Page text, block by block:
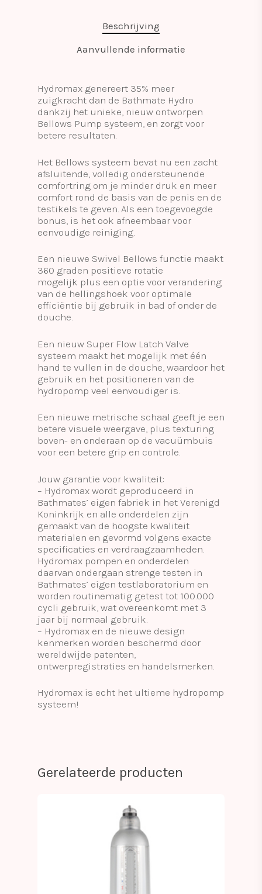
Beschrijving
Aanvullende informatie
Hydromax genereert 35% meer
zuigkracht dan de Bathmate Hydro
dankzij het unieke, nieuw ontworpen
Bellows Pump systeem, en zorgt voor
betere resultaten.
Het Bellows systeem bevat nu een zacht
afsluitende, volledig ondersteunende
comfortring om je minder druk en meer
comfort rond de basis van de penis en de
testikels te geven. Als een toegevoegde
bonus, is het ook afneembaar voor
eenvoudige reiniging.
Een nieuwe Swivel Bellows functie maakt
360 ​​graden positieve rotatie
mogelijk plus een optie voor verandering
van de hellingshoek voor optimale
efficiëntie bij gebruik in bad of onder de
douche.
Een nieuw Super Flow Latch Valve
systeem maakt het mogelijk met één
hand te vullen in de douche, waardoor het
gebruik en het positioneren van de
hydropomp veel eenvoudiger is.
Een nieuwe metrische schaal geeft je een
betere visuele weergave, plus texturing
boven- en onderaan op de vacuümbuis
voor een betere grip en controle.
Jouw garantie voor kwaliteit:
– Hydromax wordt geproduceerd in
Bathmates’ eigen fabriek in het Verenigd
Koninkrijk en alle onderdelen zijn
gemaakt van de hoogste kwaliteit
materialen en gevormd volgens exacte
specificaties en verdraagzaamheden.
Hydromax pompen en onderdelen
daarvan ondergaan strenge testen in
Bathmates’ eigen testlaboratorium en
worden routinematig getest tot 100.000
cycli gebruik, wat overeenkomt met 3
jaar bij normaal gebruik.
– Hydromax en de nieuwe design
kenmerken worden beschermd door
wereldwijde patenten,
ontwerpregistraties en handelsmerken.
Hydromax is echt het ultieme hydropomp
systeem!
Gerelateerde producten